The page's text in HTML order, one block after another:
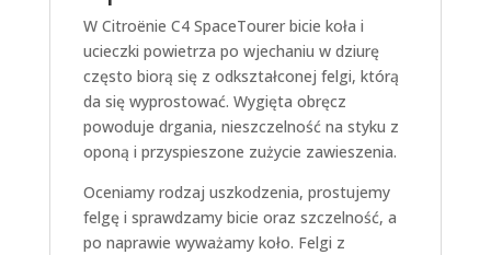
W Citroënie C4 SpaceTourer bicie koła i
ucieczki powietrza po wjechaniu w dziurę
często biorą się z odkształconej felgi, którą
da się wyprostować. Wygięta obręcz
powoduje drgania, nieszczelność na styku z
oponą i przyspieszone zużycie zawieszenia.
Oceniamy rodzaj uszkodzenia, prostujemy
felgę i sprawdzamy bicie oraz szczelność, a
po naprawie wyważamy koło. Felgi z